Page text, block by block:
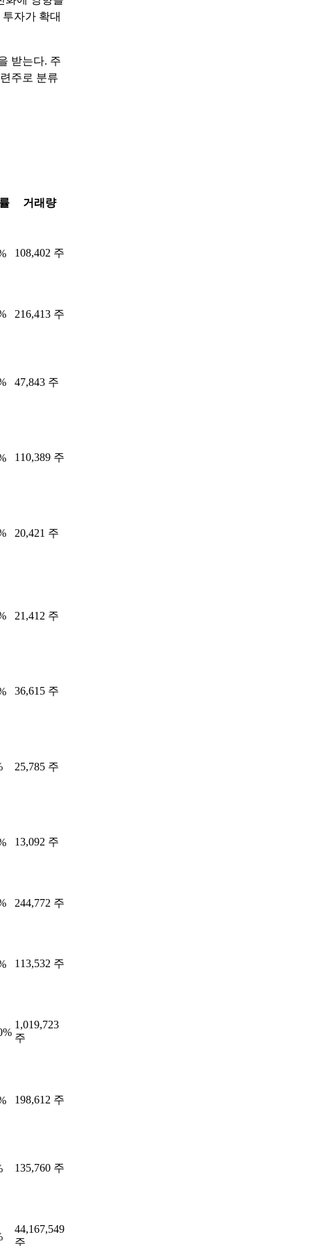
자가 확대
받는다. 주
주로 분류
거래량
108,402 주
216,413 주
47,843 주
110,389 주
20,421 주
21,412 주
36,615 주
25,785 주
13,092 주
244,772 주
113,532 주
1,019,723
주
198,612 주
135,760 주
44,167,549
주